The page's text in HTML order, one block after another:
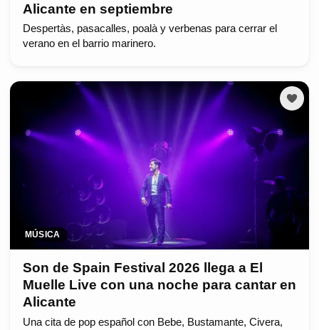
Alicante en septiembre
Despertàs, pasacalles, poalà y verbenas para cerrar el
verano en el barrio marinero.
MÚSICA
Son de Spain Festival 2026 llega a El
Muelle Live con una noche para cantar en
Alicante
Una cita de pop español con Bebe, Bustamante, Civera,